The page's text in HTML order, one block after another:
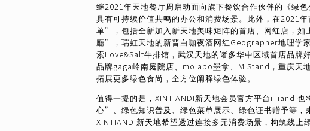
继2021年天地餐厅周启动面向旗下餐饮合作伙伴的《绿
具有可持续价值共鸣的办公和消费场景。此外，在
单”，包括全新加入新天地美味矩阵的首店、网红店，
廳”，瑞虹天地的新晋白咖夜酒网红Geographer地理学
索Love&Salt牛排馆，武汉天地的诸多华中区域首店品
品牌gaga岭南庭院店、molabo墨拿、M Stand，重庆天
拓展更多绿色食尚，全方位阐释绿色体验。
值得一提的是，XINTIANDI新天地会员官方平台iTiandi
心”、绿色知识普及、绿色菜单展示、绿色证书赠予等
XINTIANDI新天地希望透过连接多元消费场景，构筑线上